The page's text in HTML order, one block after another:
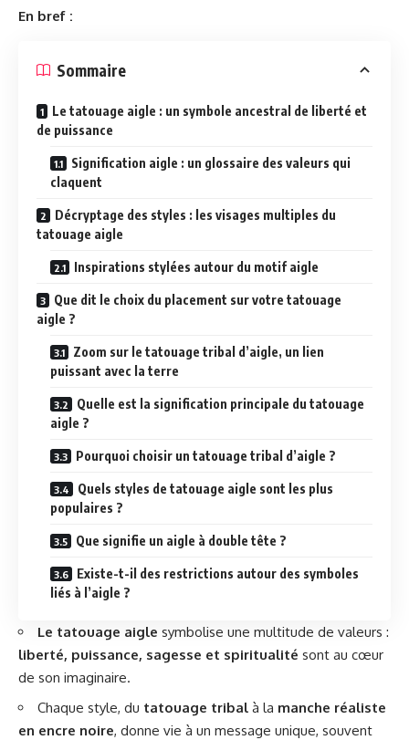
En bref :
Sommaire
Le tatouage aigle : un symbole ancestral de liberté et
de puissance
Signification aigle : un glossaire des valeurs qui
claquent
Décryptage des styles : les visages multiples du
tatouage aigle
Inspirations stylées autour du motif aigle
Que dit le choix du placement sur votre tatouage
aigle ?
Zoom sur le tatouage tribal d’aigle, un lien
puissant avec la terre
Quelle est la signification principale du tatouage
aigle ?
Pourquoi choisir un tatouage tribal d’aigle ?
Quels styles de tatouage aigle sont les plus
populaires ?
Que signifie un aigle à double tête ?
Existe-t-il des restrictions autour des symboles
liés à l’aigle ?
Le tatouage aigle symbolise une multitude de valeurs :
liberté, puissance, sagesse et spiritualité sont au cœur
de son imaginaire.
Chaque style, du tatouage tribal à la manche réaliste
en encre noire, donne vie à un message unique, souvent